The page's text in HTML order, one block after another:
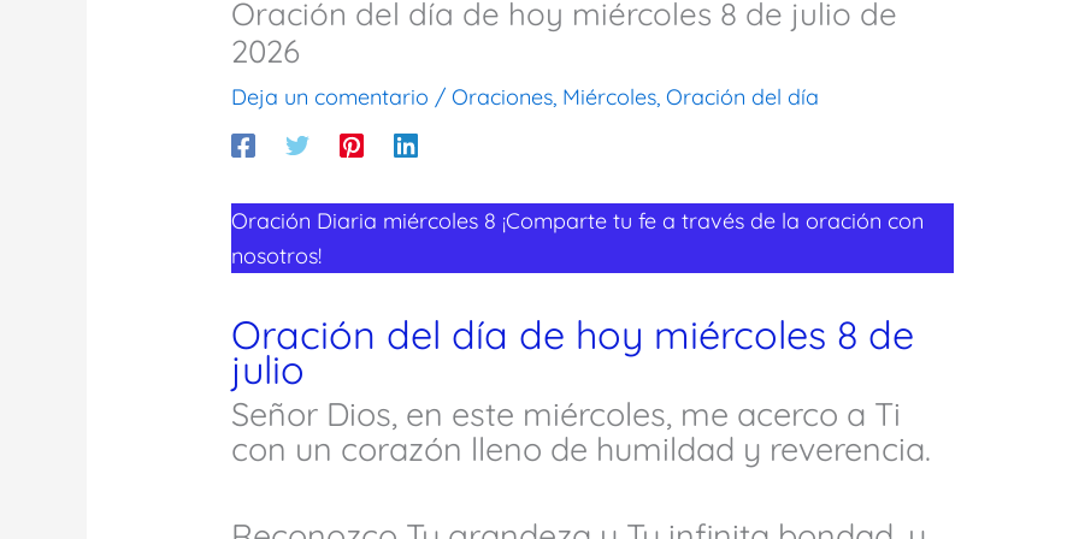
Oración del día de hoy miércoles 8 de julio de
2026
Deja un comentario /Oraciones, Miércoles,Oración del día
Oración Diaria miércoles 8 ¡Comparte tu fe a través de la oración con
nosotros!
Oración del día de hoy miércoles 8 de
julio
Señor Dios, en este miércoles, me acerco a Ti
con un corazón lleno de humildad y reverencia.